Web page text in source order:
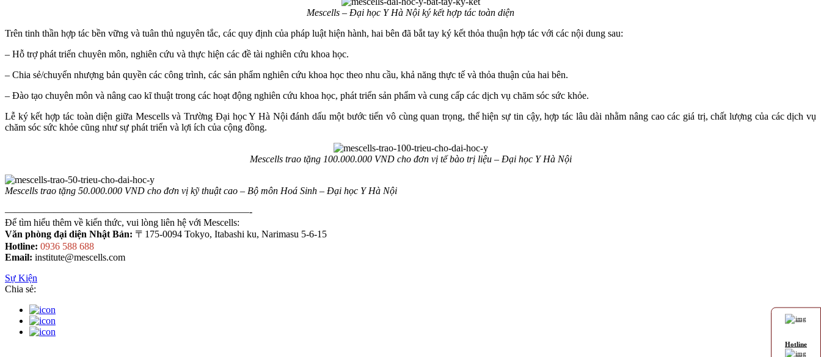
Mescells – Đại học Y Hà Nội ký kết hợp tác toàn diện
Trên tinh thần hợp tác bền vững và tuân thủ nguyên tắc, các quy định của pháp luật hiện hành, hai bên đã bắt tay ký kết thỏa thuận hợp tác với các nội dung sau:
– Hỗ trợ phát triển chuyên môn, nghiên cứu và thực hiện các đề tài nghiên cứu khoa học.
– Chia sẻ/chuyển nhượng bản quyền các công trình, các sản phẩm nghiên cứu khoa học theo nhu cầu, khả năng thực tế và thỏa thuận của hai bên.
– Đào tạo chuyên môn và nâng cao kĩ thuật trong các hoạt động nghiên cứu khoa học, phát triển sản phẩm và cung cấp các dịch vụ chăm sóc sức khỏe.
Lễ ký kết hợp tác toàn diện giữa Mescells và Trường Đại học Y Hà Nội đánh dấu một bước tiến vô cùng quan trọng, thể hiện sự tin cậy, hợp tác lâu dài nhằm nâng cao các giá trị, chất lượng của các dịch vụ
chăm sóc sức khỏe cũng như sự phát triển và lợi ích của cộng đồng.
Mescells trao tặng 100.000.000 VND cho đơn vị tế bào trị liệu – Đại học Y Hà Nội
Mescells trao tặng 50.000.000 VND cho đơn vị kỹ thuật cao – Bộ môn Hoá Sinh – Đại học Y Hà Nội
—————————————————————————-
Để tìm hiểu thêm về kiến thức, vui lòng liên hệ với Mescells:
Văn phòng đại diện Nhật Bản: 〒175-0094 Tokyo, Itabashi ku, Narimasu 5-6-15
Hotline: 0936 588 688
Email: institute@mescells.com
Sự Kiện
Chia sẻ:
Hotline